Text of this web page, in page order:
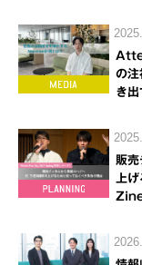
の注
き出
販
上